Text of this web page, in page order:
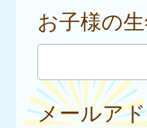
お子様の
メールア